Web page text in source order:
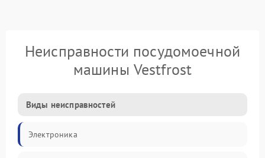
Неисправности посудомоечной
машины Vestfrost
Виды неисправностей
Электроника